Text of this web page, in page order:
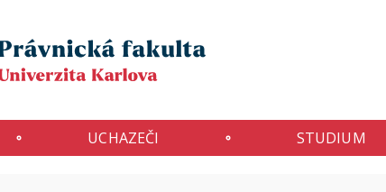
UCHAZEČI STUDIUM